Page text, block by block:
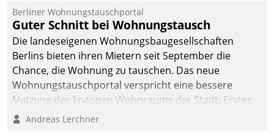
Berliner Wohnungstauschportal
Guter Schnitt bei Wohnungstausch
Die landeseigenen Wohnungsbaugesellschaften
Berlins bieten ihren Mietern seit September die
Chance, die Wohnung zu tauschen. Das neue
Wohnungstauschportal verspricht eine bessere
Nutzung des knappen Wohnraums der Stadt. Erster
Anwendungsfall für Datatrains Lösung API-Hub mit
Andreas Lerchner